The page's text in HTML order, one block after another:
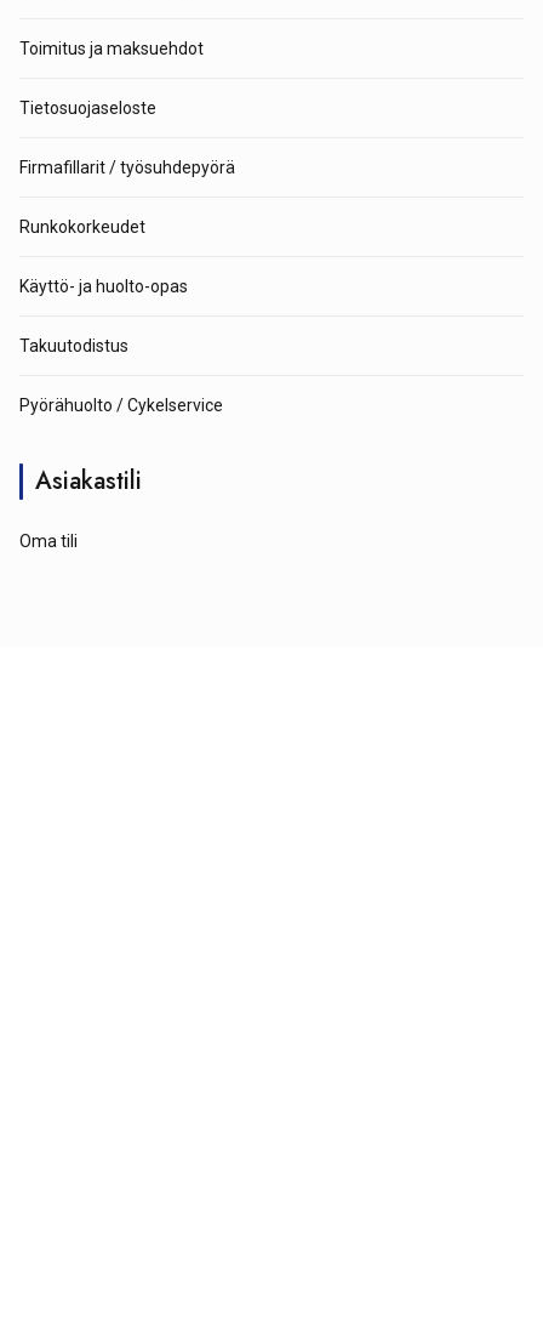
Toimitus ja maksuehdot
Tietosuojaseloste
Firmafillarit / työsuhdepyörä
Runkokorkeudet
Käyttö- ja huolto-opas
Takuutodistus
Pyörähuolto / Cykelservice
Asiakastili
Oma tili